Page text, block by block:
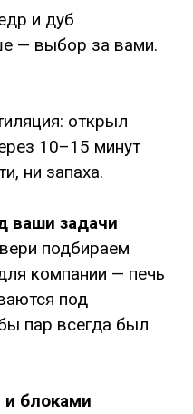
и дуб
— выбор за вами.
открыл
10–15 минут
ни запаха.
ваши задачи
подбираем
компании — печь
под
пар всегда был
и блоками